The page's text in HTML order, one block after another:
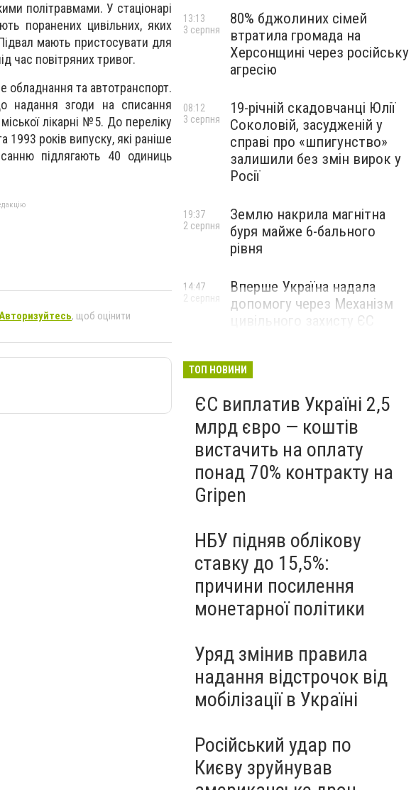
політравмами. У стаціонарі
поранених цивільних, яких
мають пристосувати для
час повітряних тривог.
обладнання та автотранспорт.
надання згоди на списання
лікарні №5. До переліку
1993 років випуску, які раніше
підлягають 40 одиниць
, щоб оцінити
80% бджолиних сімей
втратила громада на
Херсонщині через російську
агресію
13:13
3 серпня
19-річній скадовчанці Юлії
Соколовій, засудженій у
справі про «шпигунство»
залишили без змін вирок у
Росії
08:12
3 серпня
Землю накрила магнітна
буря майже 6-бального
рівня
19:37
2 серпня
Вперше Україна надала
допомогу через Механізм
цивільного захисту ЄС
14:47
2 серпня
ТОП НОВИНИ
ЄС виплатив Україні 2,5
млрд євро — коштів
вистачить на оплату
понад 70% контракту на
Gripen
НБУ підняв облікову
ставку до 15,5%:
причини посилення
монетарної політики
Уряд змінив правила
надання відстрочок від
мобілізації в Україні
Російський удар по
Києву зруйнував